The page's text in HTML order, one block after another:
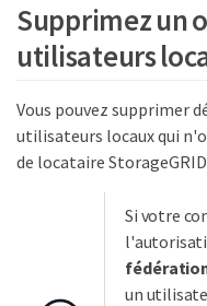
Supprimez un
utilisateurs
Vous pouvez supprimer
utilisateurs locaux qui
de locataire
Si votre
un